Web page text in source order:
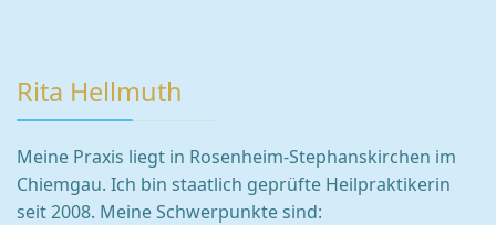
Rita Hellmuth
Meine Praxis liegt in Rosenheim-Stephanskirchen im
Chiemgau. Ich bin staatlich geprüfte Heilpraktikerin
seit 2008. Meine Schwerpunkte sind: